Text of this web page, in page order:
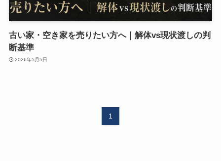
古い家・空き家を売りたい方へ｜解体vs現状渡しの判
断基準
2026年5月5日
1